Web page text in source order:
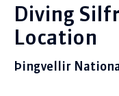
Diving
Location
Þingvellir